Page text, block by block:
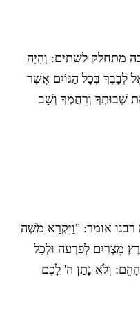
מתחלק לשתים: וְהָיָה
לְבָבֶךָ בְּכָל הַגּוֹיִם אֲשֶׁר
שְׁבוּתְךָ וְרִחֲמֶךָ וְשָׁב
אומר: "וַיִּקְרָא מֹשֶׁה
מִצְרַיִם לְפַרְעֹה וּלְכָל
וְלֹא נָתַן ה' לָכֶם